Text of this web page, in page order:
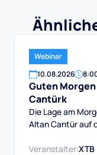
Webinar
10.08.2026
Guten Morgen
Cantürk
Die Lage am
Altan Cantür auf
Veranstalter:XTB